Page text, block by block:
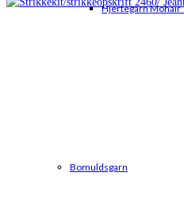
Hjertegarn Mohair
Bomuldsgarn